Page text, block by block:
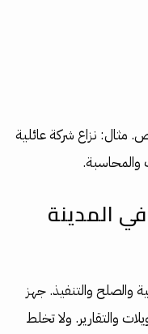
مثال: نزاع شركة عائلية
والمحاسبة.
المدينة
والصلح والتنفيذ. جهز
والتقارير. ولا تخلط